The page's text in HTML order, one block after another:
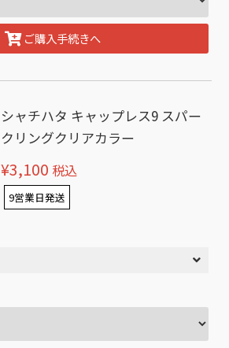
ご購入手続きへ
シャチハタ キャップレス9 スパー
クリングクリアカラー
¥3,100 税込
9営業日発送